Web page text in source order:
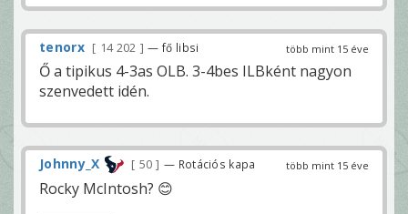
több mint 15 éve
tenorx 14 202 — fő libsi
Ő a tipikus 4-3as OLB. 3-4bes ILBként nagyon
szenvedett idén.
több mint 15 éve
Johnny_X 50 — Rotációs kapa
Rocky McIntosh? 😊